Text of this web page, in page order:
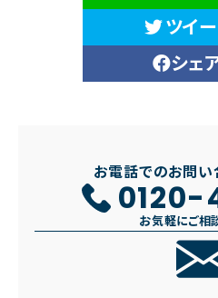
ツイ
シェ
お電話でのお問い
0120-
お気軽にご相